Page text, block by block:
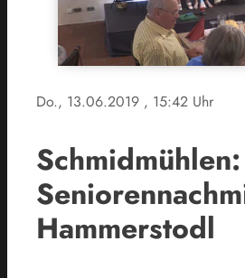
Do., 13.06.2019 , 15:42 Uhr
Schmidmühlen:
Hammerstodl